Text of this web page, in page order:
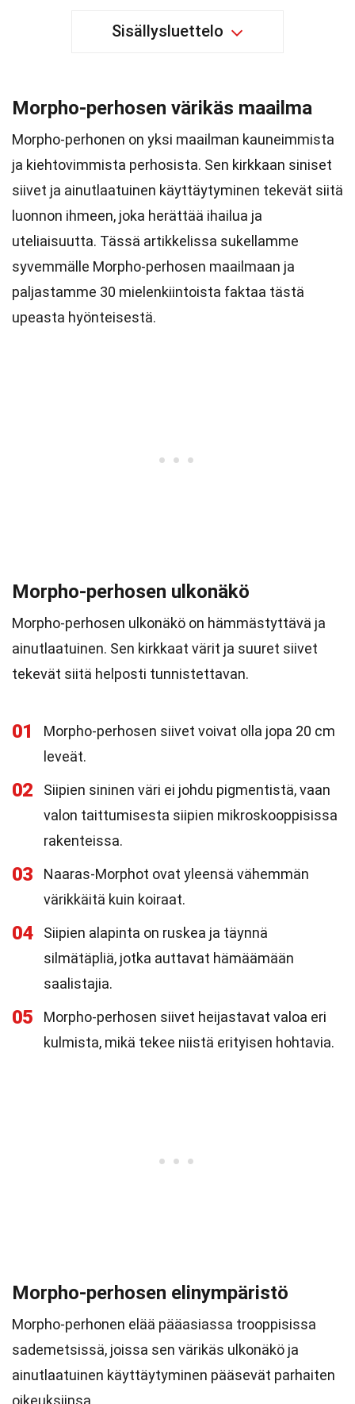
Sisällysluettelo
Morpho-perhosen värikäs maailma
Morpho-perhonen on yksi maailman kauneimmista
ja kiehtovimmista perhosista. Sen kirkkaan siniset
siivet ja ainutlaatuinen käyttäytyminen tekevät siitä
luonnon ihmeen, joka herättää ihailua ja
uteliaisuutta. Tässä artikkelissa sukellamme
syvemmälle Morpho-perhosen maailmaan ja
paljastamme 30 mielenkiintoista faktaa tästä
upeasta hyönteisestä.
Morpho-perhosen ulkonäkö
Morpho-perhosen ulkonäkö on hämmästyttävä ja
ainutlaatuinen. Sen kirkkaat värit ja suuret siivet
tekevät siitä helposti tunnistettavan.
01
Morpho-perhosen siivet voivat olla jopa 20 cm
leveät.
02
Siipien sininen väri ei johdu pigmentistä, vaan
valon taittumisesta siipien mikroskooppisissa
rakenteissa.
03
Naaras-Morphot ovat yleensä vähemmän
värikkäitä kuin koiraat.
04
Siipien alapinta on ruskea ja täynnä
silmätäpliä, jotka auttavat hämäämään
saalistajia.
05
Morpho-perhosen siivet heijastavat valoa eri
kulmista, mikä tekee niistä erityisen hohtavia.
Morpho-perhosen elinympäristö
Morpho-perhonen elää pääasiassa trooppisissa
sademetsissä, joissa sen värikäs ulkonäkö ja
ainutlaatuinen käyttäytyminen pääsevät parhaiten
oikeuksiinsa.